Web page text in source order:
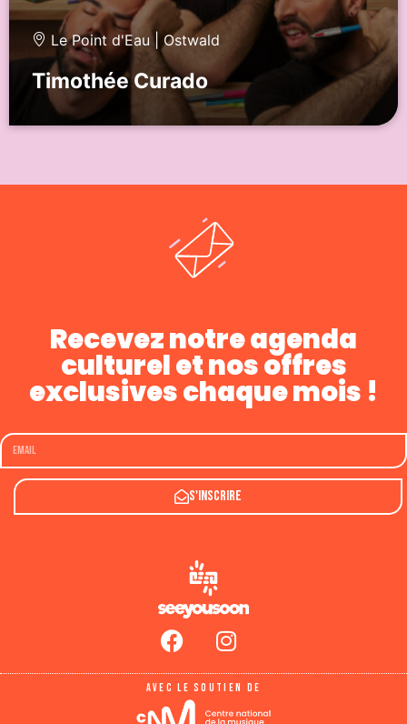
Le Point d'Eau | Ostwald
Timothée Curado
Recevez notre agenda
culturel et nos offres
exclusives chaque mois !
S'inscrire
Avec le soutien de